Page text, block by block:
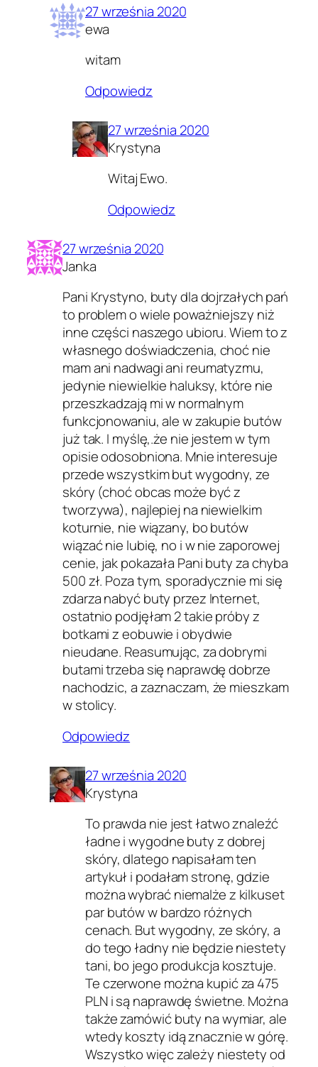
27 września 2020
ewa
witam
Odpowiedz
27 września 2020
Krystyna
Witaj Ewo.
Odpowiedz
27 września 2020
Janka
Pani Krystyno, buty dla dojrzałych pań
to problem o wiele poważniejszy niż
inne części naszego ubioru. Wiem to z
własnego doświadczenia, choć nie
mam ani nadwagi ani reumatyzmu,
jedynie niewielkie haluksy, które nie
przeszkadzają mi w normalnym
funkcjonowaniu, ale w zakupie butów
już tak. I myślę,.że nie jestem w tym
opisie odosobniona. Mnie interesuje
przede wszystkim but wygodny, ze
skóry (choć obcas może być z
tworzywa), najlepiej na niewielkim
koturnie, nie wiązany, bo butów
wiązać nie lubię, no i w nie zaporowej
cenie, jak pokazała Pani buty za chyba
500 zł. Poza tym, sporadycznie mi się
zdarza nabyć buty przez Internet,
ostatnio podjęłam 2 takie próby z
botkami z eobuwie i obydwie
nieudane. Reasumując, za dobrymi
butami trzeba się naprawdę dobrze
nachodzic, a zaznaczam, że mieszkam
w stolicy.
Odpowiedz
27 września 2020
Krystyna
To prawda nie jest łatwo znaleźć
ładne i wygodne buty z dobrej
skóry, dlatego napisałam ten
artykuł i podałam stronę, gdzie
można wybrać niemalże z kilkuset
par butów w bardzo różnych
cenach. But wygodny, ze skóry, a
do tego ładny nie będzie niestety
tani, bo jego produkcja kosztuje.
Te czerwone można kupić za 475
PLN i są naprawdę świetne. Można
także zamówić buty na wymiar, ale
wtedy koszty idą znacznie w górę.
Wszystko więc zależy niestety od